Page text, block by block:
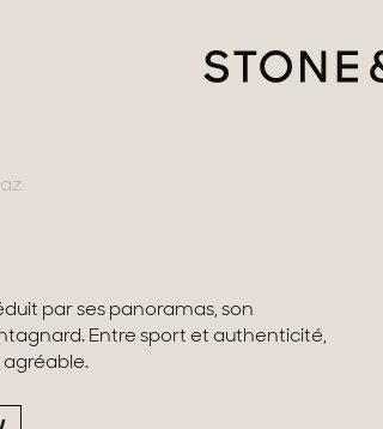
de caractère
par ses panoramas, son
Entre sport et authenticité,
agréable.